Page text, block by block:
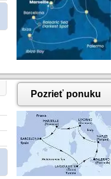
Pozrieť ponuku